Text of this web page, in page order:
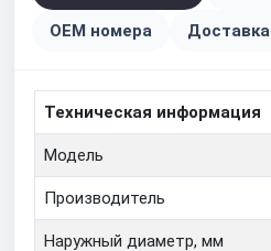
OEM номера Доставка
Техническая информация
Модель
Производитель
Наружный диаметр, мм